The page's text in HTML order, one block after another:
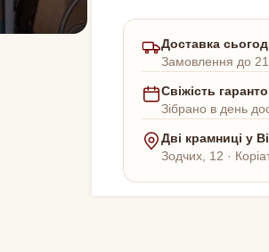
Доставка
Замовлення до
Свіжість
Зібрано в день
Дві крамниці у
Зодчих, 12 ·